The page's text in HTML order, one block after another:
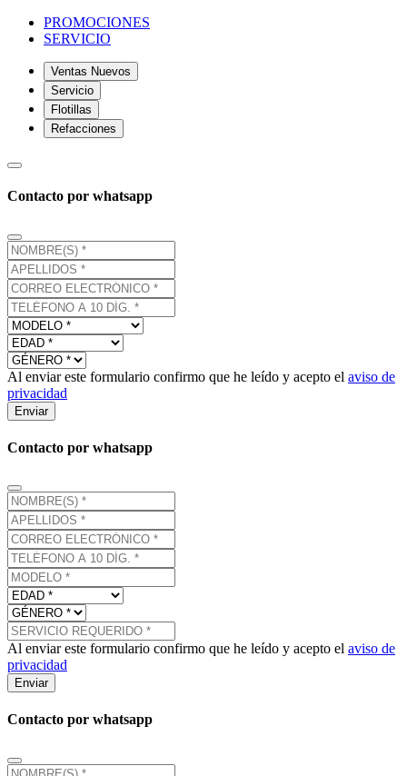
PROMOCIONES
SERVICIO
Ventas Nuevos
Servicio
Flotillas
Refacciones
Contacto por whatsapp
Al enviar este formulario confirmo que he leído y acepto el aviso de
privacidad
Enviar
Contacto por whatsapp
Al enviar este formulario confirmo que he leído y acepto el aviso de
privacidad
Enviar
Contacto por whatsapp